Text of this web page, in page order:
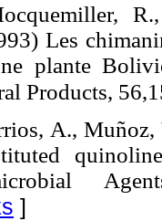
Les
plante
Products,
A.,
]